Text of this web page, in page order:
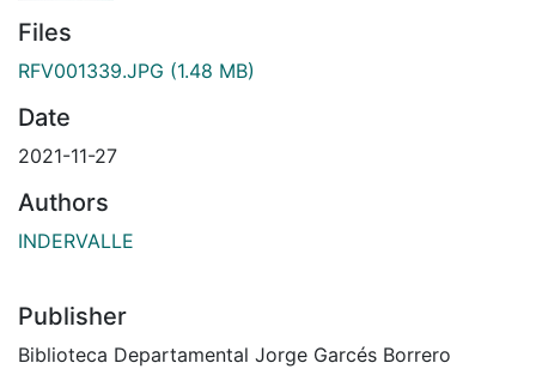
Files
RFV001339.JPG (1.48 MB)
Date
2021-11-27
Authors
INDERVALLE
Publisher
Biblioteca Departamental Jorge Garcés Borrero